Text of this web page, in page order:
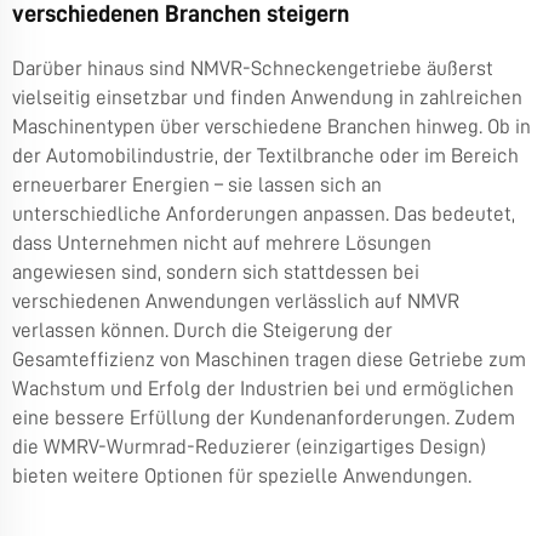
verschiedenen Branchen steigern
Darüber hinaus sind NMVR-Schneckengetriebe äußerst
vielseitig einsetzbar und finden Anwendung in zahlreichen
Maschinentypen über verschiedene Branchen hinweg. Ob in
der Automobilindustrie, der Textilbranche oder im Bereich
erneuerbarer Energien – sie lassen sich an
unterschiedliche Anforderungen anpassen. Das bedeutet,
dass Unternehmen nicht auf mehrere Lösungen
angewiesen sind, sondern sich stattdessen bei
verschiedenen Anwendungen verlässlich auf NMVR
verlassen können. Durch die Steigerung der
Gesamteffizienz von Maschinen tragen diese Getriebe zum
Wachstum und Erfolg der Industrien bei und ermöglichen
eine bessere Erfüllung der Kundenanforderungen. Zudem
die WMRV-Wurmrad-Reduzierer (einzigartiges Design)
bieten weitere Optionen für spezielle Anwendungen.